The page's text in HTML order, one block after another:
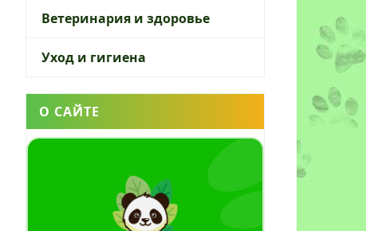
Ветеринария и здоровье
Уход и гигиена
О САЙТЕ